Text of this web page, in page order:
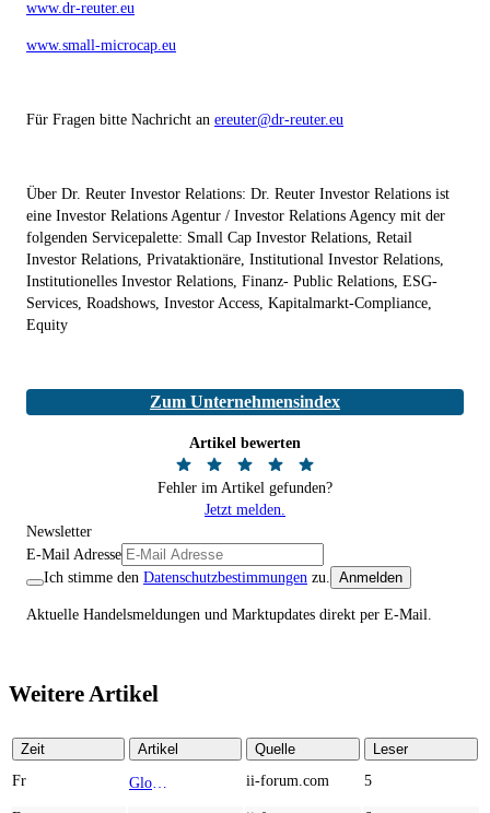
www.dr-reuter.eu
www.small-microcap.eu
Für Fragen bitte Nachricht an ereuter@dr-reuter.eu
Über Dr. Reuter Investor Relations: Dr. Reuter Investor Relations ist
eine Investor Relations Agentur / Investor Relations Agency mit der
folgenden Servicepalette: Small Cap Investor Relations, Retail
Investor Relations, Privataktionäre, Institutional Investor Relations,
Institutionelles Investor Relations, Finanz- Public Relations, ESG-
Services, Roadshows, Investor Access, Kapitalmarkt-Compliance,
Equity
Zum Unternehmensindex
Artikel bewerten
Fehler im Artikel gefunden?
Jetzt melden.
Newsletter
E-Mail Adresse
Ich stimme den Datenschutzbestimmungen zu. Anmelden
Aktuelle Handelsmeldungen und Marktupdates direkt per E-Mail.
Weitere Artikel
Zeit Artikel Quelle
Leser
Fr
ii-forum.com 5